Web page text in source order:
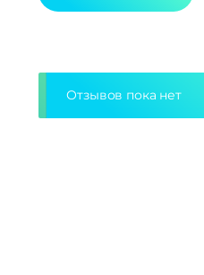
Отзывов пока нет